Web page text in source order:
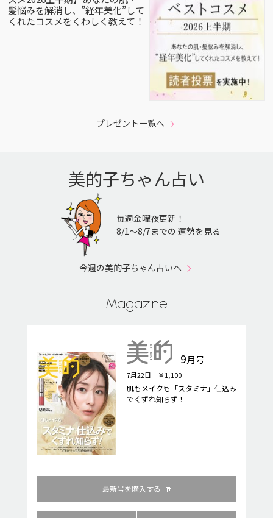
髪悩みを解消し、”経年美化”して
くれたコスメをくわしく教えて！
プレゼント一覧へ
美的子ちゃん占い
毎週金曜夜更新！
8/1〜8/7までの 運勢を見る
今週の美的子ちゃん占いへ
Magazine
9月号
7月22日 ￥1,100
肌もメイクも「スタミナ」仕込み
でくずれ知らず！
最新号を購入する